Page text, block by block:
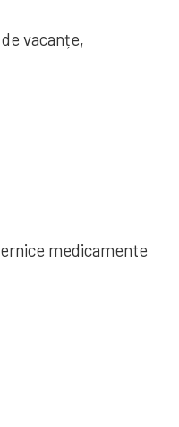
vacanțe,
medicamente